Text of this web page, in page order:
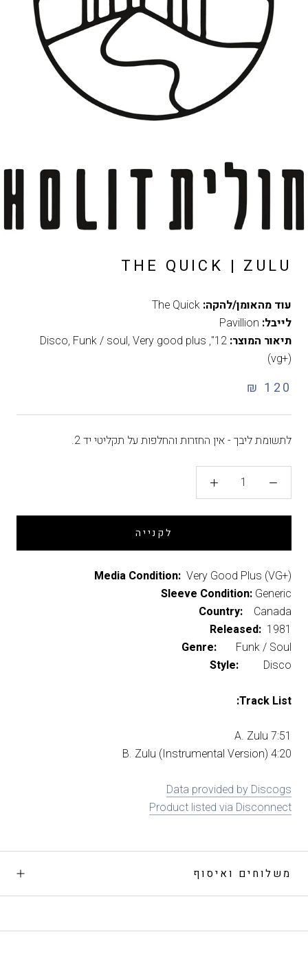
THE QUICK | ZULU
עוד מהאומן/להקה: The Quick
לייבל: Pavillion
תיאור המוצר: 12"
,
Disco, Funk / soul, Very good plus
(vg+)
120 ₪
לתשומת ליבך - אין החזרות והחלפות על תקליטי יד 2.
לקנייה
Media Condition: Very Good Plus (VG+)
Sleeve Condition: Generic
Country: Canada
Released: 1981
Genre: Funk / Soul
Style: Disco
Track List:
A. Zulu 7:51
B. Zulu (Instrumental Version) 4:20
Data provided by Discogs
Product listed via Disconnect
משלוחים ואיסוף